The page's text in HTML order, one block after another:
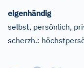
eigenhändig
selbst, persönlich,
scherzh.: